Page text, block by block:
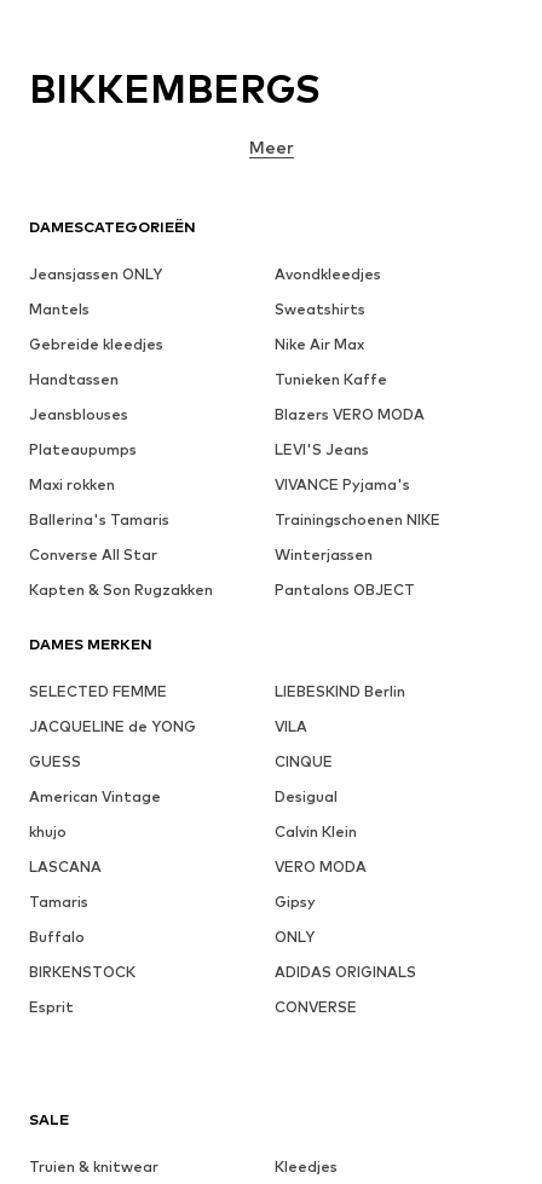
DAMESCATEGORIEËN
Jeansjassen ONLY
Avondkleedjes
Mantels
Sweatshirts
Gebreide kleedjes
Nike Air Max
Handtassen
Tunieken Kaffe
Jeansblouses
Blazers VERO MODA
Plateaupumps
LEVI'S Jeans
Maxi rokken
VIVANCE Pyjama's
Ballerina's Tamaris
Trainingschoenen NIKE
Converse All Star
Winterjassen
Kapten & Son Rugzakken
Pantalons OBJECT
DAMES MERKEN
SELECTED FEMME
LIEBESKIND Berlin
JACQUELINE de YONG
VILA
GUESS
CINQUE
American Vintage
Desigual
khujo
Calvin Klein
LASCANA
VERO MODA
Tamaris
Gipsy
Buffalo
ONLY
BIRKENSTOCK
ADIDAS ORIGINALS
Esprit
CONVERSE
SALE
Truien & knitwear
Kleedjes
BIKKEMBERGS
Meer